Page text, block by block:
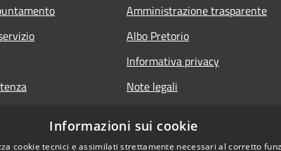
Amministrazione trasparente
Albo Pretorio
Informativa privacy
Note legali
Informazioni sui cookie
cookie tecnici e assimilati strettamente necessari al corretto